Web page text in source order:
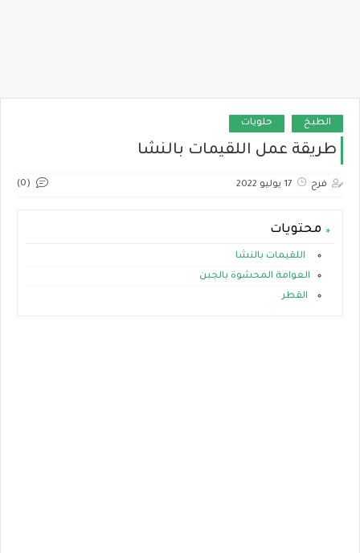
الطبخ حلويات
طريقة عمل اللقيمات بالنشا
فرح 17 يوليو 2022 (0)
محتويات
اللقيمات بالنشا
العوامة المحشوة بالجبن
القطر